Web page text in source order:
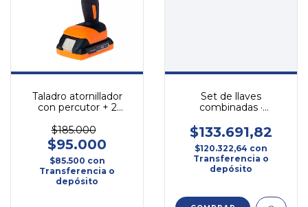
Taladro atornillador
con percutor + 2
maletin ATL18-8b
$185.000
$95.000
$85.500 con
Transferencia o
depósito
Set de llaves
combinadas ·
pulgadas jcm20g
$133.691,82
$120.322,64 con
Transferencia o
depósito